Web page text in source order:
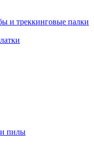
и треккинговые палки
и пилы